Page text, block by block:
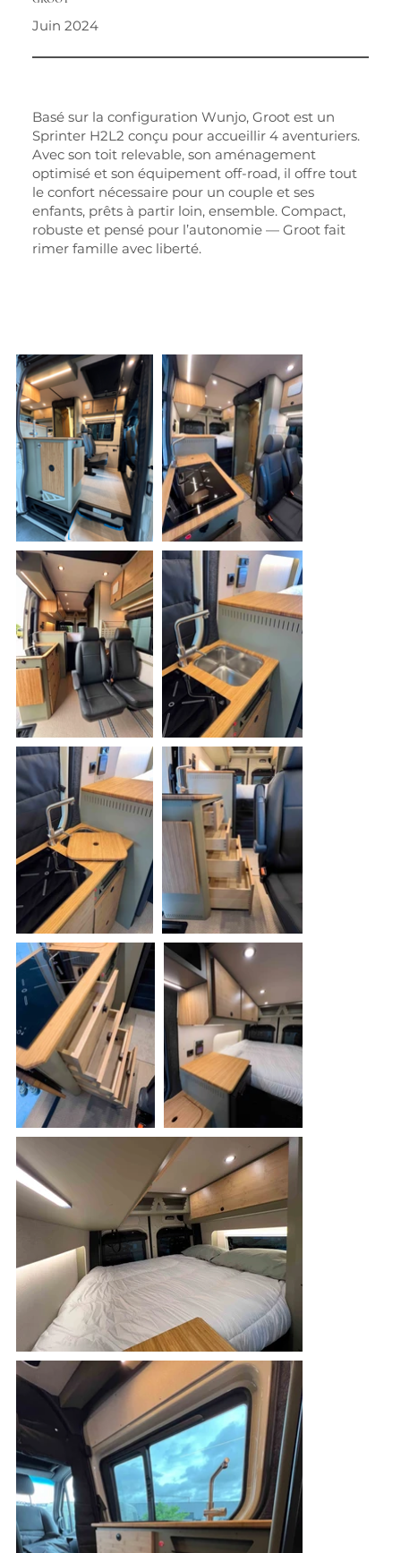
Juin 2024
Basé sur la configuration Wunjo, Groot est un
Sprinter H2L2 conçu pour accueillir 4 aventuriers.
Avec son toit relevable, son aménagement
optimisé et son équipement off-road, il offre tout
le confort nécessaire pour un couple et ses
enfants, prêts à partir loin, ensemble. Compact,
robuste et pensé pour l’autonomie — Groot fait
rimer famille avec liberté.